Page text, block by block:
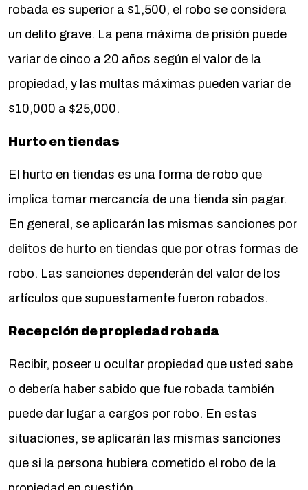
robada es superior a $1,500, el robo se considera
un delito grave. La pena máxima de prisión puede
variar de cinco a 20 años según el valor de la
propiedad, y las multas máximas pueden variar de
$10,000 a $25,000.
Hurto en tiendas
El hurto en tiendas es una forma de robo que
implica tomar mercancía de una tienda sin pagar.
En general, se aplicarán las mismas sanciones por
delitos de hurto en tiendas que por otras formas de
robo. Las sanciones dependerán del valor de los
artículos que supuestamente fueron robados.
Recepción de propiedad robada
Recibir, poseer u ocultar propiedad que usted sabe
o debería haber sabido que fue robada también
puede dar lugar a cargos por robo. En estas
situaciones, se aplicarán las mismas sanciones
que si la persona hubiera cometido el robo de la